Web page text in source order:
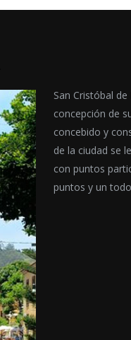
San Cristóbal
concepción de
concebido y
de la ciudad se
con puntos
puntos y un